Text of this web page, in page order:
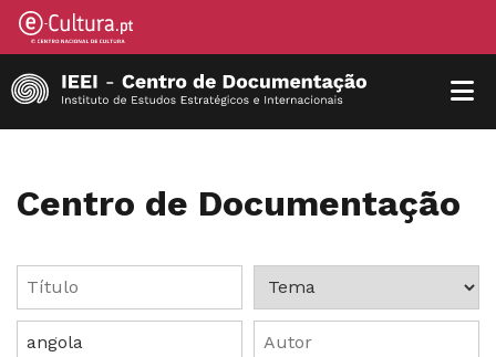
Centro de Documentação